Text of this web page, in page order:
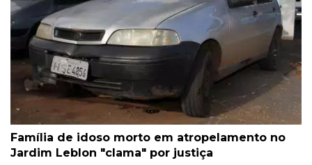
Família de idoso morto em atropelamento no
Jardim Leblon "clama" por justiça